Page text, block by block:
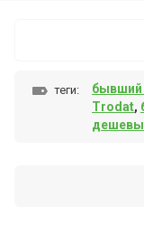
теги: бывший
Trodat,